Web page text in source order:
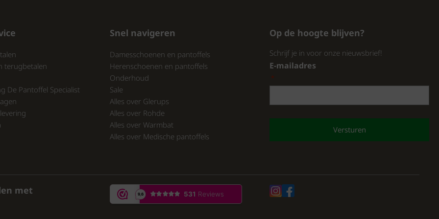
terugbetalen
De Pantoffel Specialist
Snel navigeren
Damesschoenen en pantoffels
Herenschoenen en pantoffels
Onderhoud
Sale
Alles over Glerups
Alles over Rohde
Alles over Warmbat
Alles over Medische pantoffels
Op de hoogte blijven?
Schrijf je in voor onze nieuwsbrief!
E-mailadres
*
CAPTCHA
met